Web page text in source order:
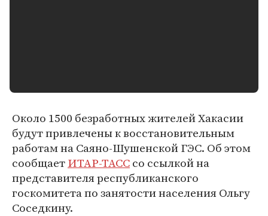
Около 1500 безработных жителей Хакасии
будут привлечены к восстановительным
работам на Саяно-Шушенской ГЭС. Об этом
сообщаетИТАР-ТАССсо ссылкой на
представителя республиканского
госкомитета по занятости населения Ольгу
Соседкину.